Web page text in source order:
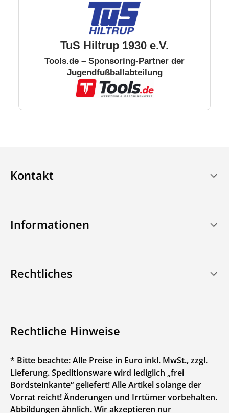
TuS Hiltrup 1930 e.V.
Tools.de – Sponsoring-Partner der
Jugendfußballabteilung
Kontakt
Informationen
Rechtliches
Rechtliche Hinweise
* Bitte beachte: Alle Preise in Euro inkl. MwSt., zzgl.
Lieferung. Speditionsware wird lediglich „frei
Bordsteinkante“ geliefert! Alle Artikel solange der
Vorrat reicht! Änderungen und Irrtümer vorbehalten.
Abbildungen ähnlich. Wir akzeptieren nur